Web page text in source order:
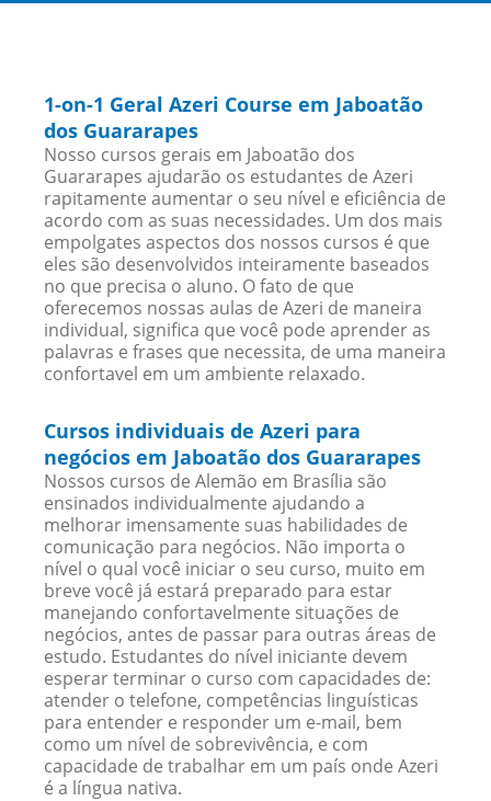
1-on-1 Geral Azeri Course em Jaboatão
dos Guararapes
Nosso cursos gerais em Jaboatão dos
Guararapes ajudarão os estudantes de Azeri
rapitamente aumentar o seu nível e eficiência de
acordo com as suas necessidades. Um dos mais
empolgates aspectos dos nossos cursos é que
eles são desenvolvidos inteiramente baseados
no que precisa o aluno. O fato de que
oferecemos nossas aulas de Azeri de maneira
individual, significa que você pode aprender as
palavras e frases que necessita, de uma maneira
confortavel em um ambiente relaxado.
Cursos individuais de Azeri para
negócios em Jaboatão dos Guararapes
Nossos cursos de Alemão em Brasília são
ensinados individualmente ajudando a
melhorar imensamente suas habilidades de
comunicação para negócios. Não importa o
nível o qual você iniciar o seu curso, muito em
breve você já estará preparado para estar
manejando confortavelmente situações de
negócios, antes de passar para outras áreas de
estudo. Estudantes do nível iniciante devem
esperar terminar o curso com capacidades de:
atender o telefone, competências linguísticas
para entender e responder um e-mail, bem
como um nível de sobrevivência, e com
capacidade de trabalhar em um país onde Azeri
é a língua nativa.